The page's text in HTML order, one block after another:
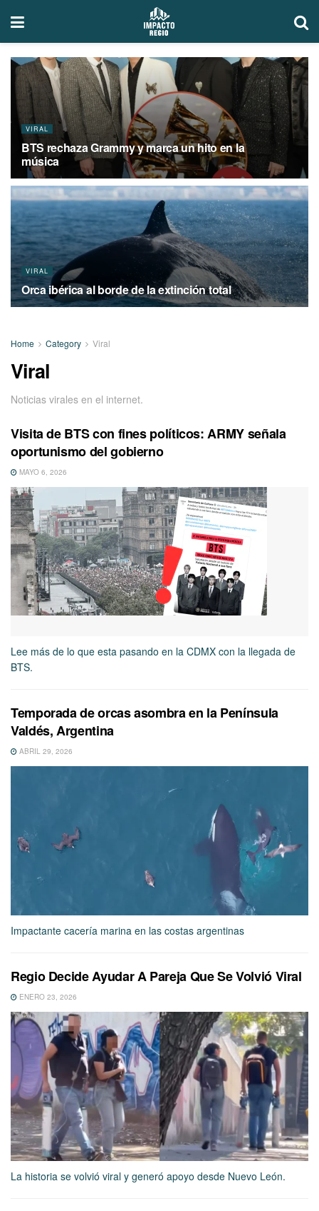
VIRAL
BTS rechaza Grammy y marca un hito en la
música
JULIO 29, 2026
VIRAL
Orca ibérica al borde de la extinción total
Home Category Viral
Viral
Noticias virales en el internet.
Visita de BTS con fines políticos: ARMY señala
oportunismo del gobierno
MAYO 6, 2026
Lee más de lo que esta pasando en la CDMX con la llegada de
BTS.
Temporada de orcas asombra en la Península
Valdés, Argentina
ABRIL 29, 2026
Impactante cacería marina en las costas argentinas
Regio Decide Ayudar A Pareja Que Se Volvió Viral
ENERO 23, 2026
La historia se volvió viral y generó apoyo desde Nuevo León.